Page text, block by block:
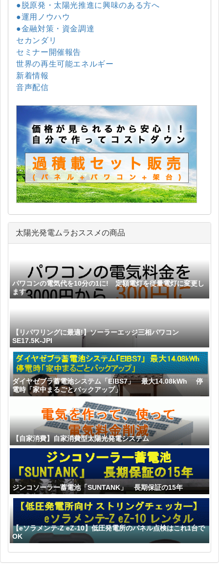
●脱原発・太陽光推進に興味のある方へ
●運用ノウハウ
●金融対策・資金調達
セカンダリ
セミナー開催報告
世界の再生可能エネルギー
新着情報
音声配信
太陽光発電ムラおススメの商品
パワコンの電気代を10分の1に! 定額電灯を従量電灯に変更し
ます
【リパワリングに最適!】ソーラーエッジ三相パワコン
SE17.5K-JPI
ダイヤゼブラ蓄電池システム「EIBS7」 最大14.08kWh 停
電時「家中まるごとバックアップ」
【自家消費】自家消費型太陽光発電システム
ジンコソーラー蓄電池「SUNTANK」 長期保証の15年
【eソラメンテ-Z eZ-10】低圧発電所のパネル点検はこれ1台で
OK